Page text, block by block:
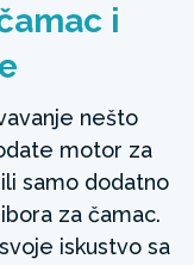
i
nešto
motor za
samo dodatno
za čamac.
iskustvo sa